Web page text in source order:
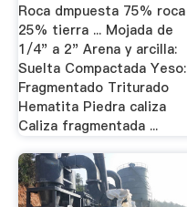
Roca dmpuesta 75% roca
25% tierra ... Mojada de
1/4" a 2" Arena y arcilla:
Suelta Compactada Yeso:
Fragmentado Triturado
Hematita Piedra caliza
Caliza fragmentada ...